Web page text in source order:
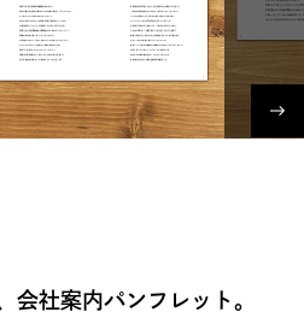
会社案内パンフレット。